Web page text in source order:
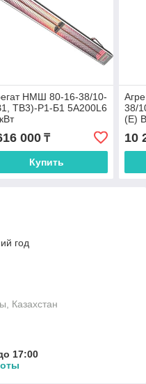
НМШ 80-16-38/10-
ТВ3)-Р1-Б1 5А200L6
000₸
Купить
38/
(E)
10
год
Казахстан
17:00